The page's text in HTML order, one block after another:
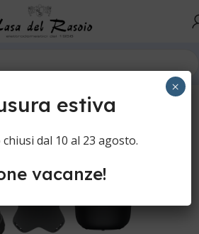
estiva
dal 10 al 23 agosto.
vacanze!
×